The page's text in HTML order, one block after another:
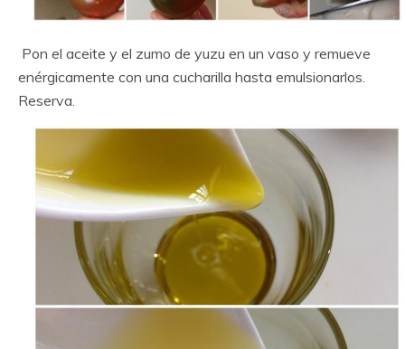
Pon el aceite y el zumo de yuzu en un vaso y remueve
enérgicamente con una cucharilla hasta emulsionarlos.
Reserva.